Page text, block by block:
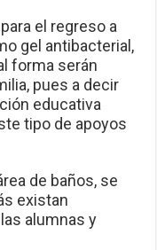
el regreso a
gel antibacterial,
forma serán
pues a decir
educativa
tipo de apoyos
de baños, se
existan
alumnas y